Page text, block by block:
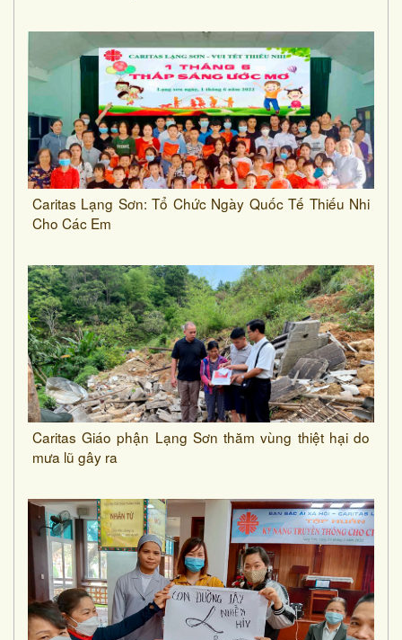
Caritas Lạng Sơn: Tổ Chức Ngày Quốc Tế Thiếu Nhi
Cho Các Em
Caritas Giáo phận Lạng Sơn thăm vùng thiệt hại do
mưa lũ gây ra